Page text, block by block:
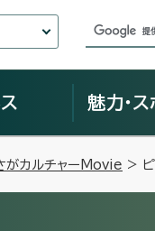
魅力・
がカルチャーMovie > ピ